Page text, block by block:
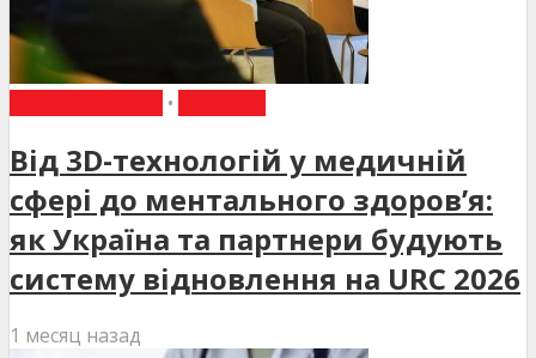
•
Від 3D-технологій у медичній
сфері до ментального здоров’я:
як Україна та партнери будують
систему відновлення на URC 2026
1 месяц назад